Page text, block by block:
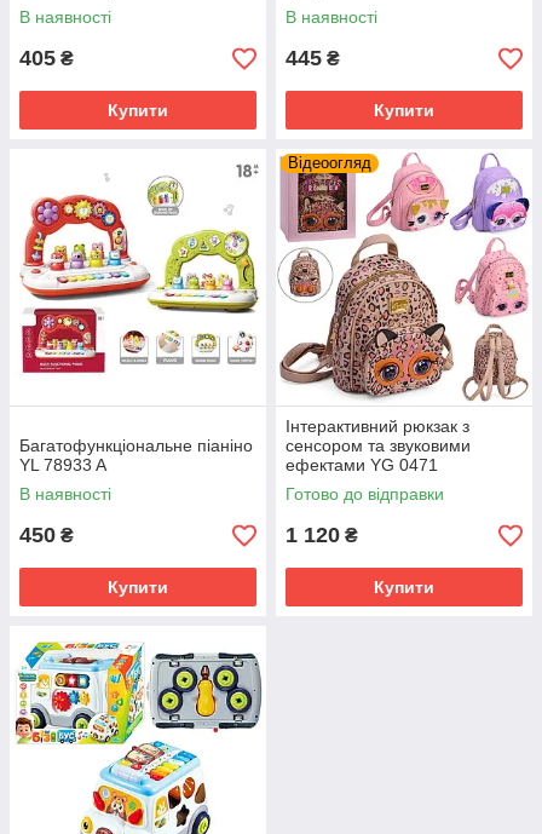
В наявності
405 ₴
Купити
В наявності
445 ₴
Купити
Багатофункціональне піаніно
YL 78933 A
В наявності
450 ₴
Купити
Відеоогляд
Інтерактивний рюкзак з
сенсором та звуковими
ефектами YG 0471
Готово до відправки
1 120 ₴
Купити